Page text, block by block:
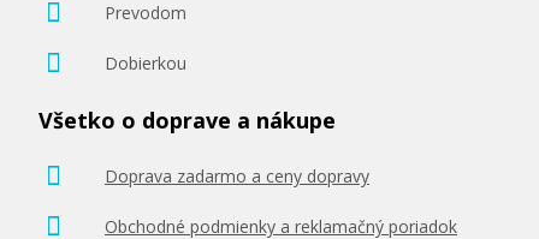
Prevodom
Dobierkou
Všetko o doprave a nákupe
Doprava zadarmo a ceny dopravy
Obchodné podmienky a reklamačný poriadok